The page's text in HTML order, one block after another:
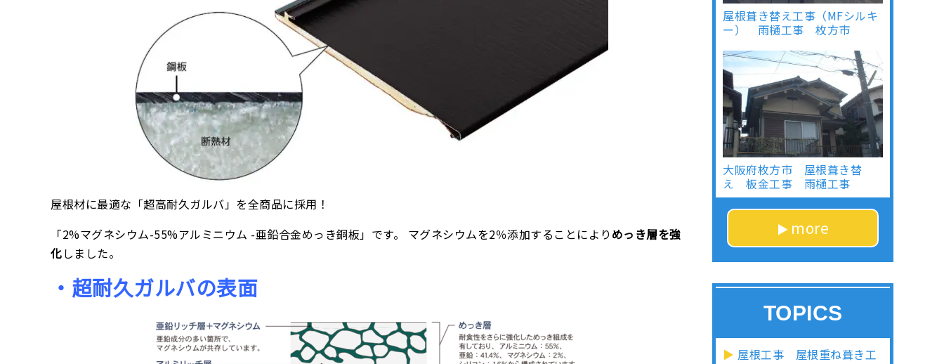
屋根材に最適な「超高耐久ガルバ」を全商品に採用！
「2%マグネシウム-55%アルミニウム -亜鉛合金めっき銅板」です。 マグネシウムを2％添加することにより めっき層を強
化しました。
・超耐久ガルバの表面
屋根葺き替え工事（MFシルキ
ー） 雨樋工事 枚方市
大阪府枚方市 屋根葺き替
え 板金工事 雨樋工事
more
TOPICS
屋根工事 屋根重ね葺き工